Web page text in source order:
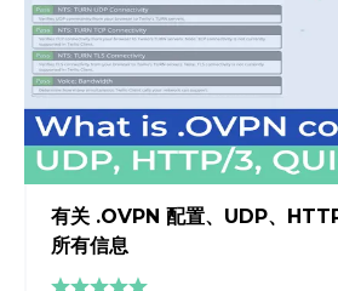
有关 .OVPN 配置、UDP、
所有信息